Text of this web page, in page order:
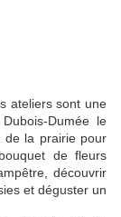
ateliers sont une
Dumée le
de la prairie pour
de fleurs
découvrir
et déguster un